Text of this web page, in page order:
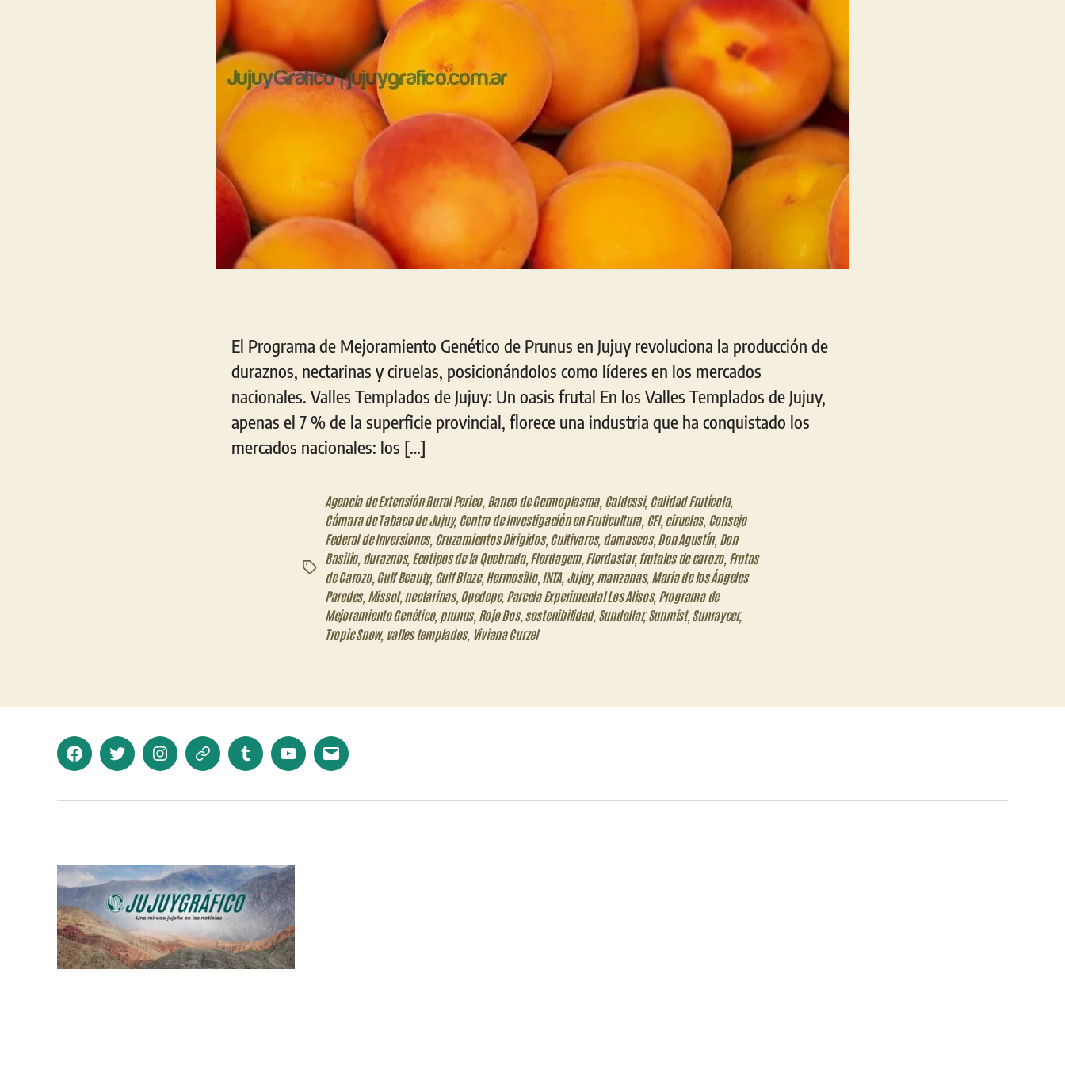
El Programa de Mejoramiento Genético de Prunus en Jujuy revoluciona la producción de
duraznos, nectarinas y ciruelas, posicionándolos como líderes en los mercados
nacionales. Valles Templados de Jujuy: Un oasis frutal En los Valles Templados de Jujuy,
apenas el 7 % de la superficie provincial, florece una industria que ha conquistado los
mercados nacionales: los […]
Etiquetas
Agencia de Extensión Rural Perico, Banco de Germoplasma, Caldessi, Calidad Frutícola,
Cámara de Tabaco de Jujuy,Centro de Investigación en Fruticultura, CFI, ciruelas, Consejo
Federal de Inversiones, Cruzamientos Dirigidos, Cultivares, damascos, Don Agustín, Don
Basilio, duraznos, Ecotipos de la Quebrada, Flordagem, Flordastar, frutales de carozo, Frutas
de Carozo, Gulf Beauty, Gulf Blaze, Hermosillo, INTA, Jujuy, manzanas, Maria de los Ángeles
Paredes, Missot, nectarinas, Opedepe, Parcela Experimental Los Alisos, Programa de
Mejoramiento Genético, prunus, Rojo Dos, sostenibilidad, Sundollar,Sunmist, Sunraycer,
Tropic Snow, valles templados, Viviana Curzel
FacebookTwitter InstagramTelegramTumblr YouTubeCorreo